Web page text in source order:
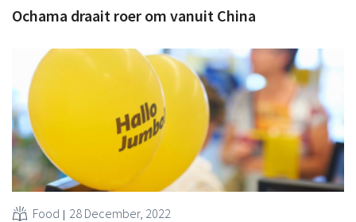
Ochama draait roer om vanuit China
Food 28 December, 2022